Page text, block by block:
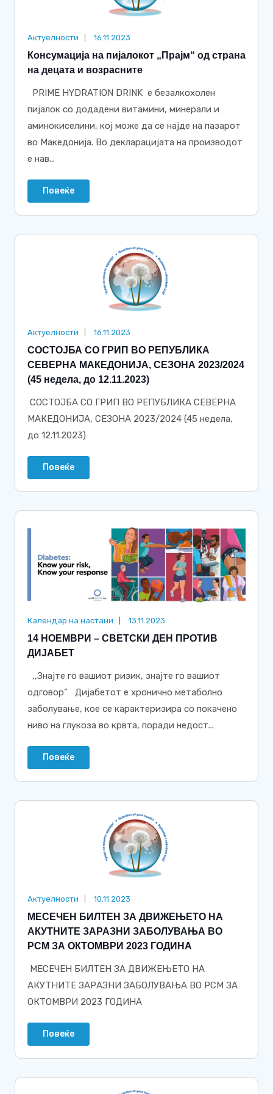
Актуелности 16.11.2023
Консумација на пијалокот „Прајм“ од страна
на децата и возрасните
PRIME HYDRATION DRINK е безалкохолен
пијалок со додадени витамини, минерали и
аминокиселини, кој може да се најде на пазарот
во Македонија. Во декларацијата на производот
е нав...
Повеќе
Актуелности 16.11.2023
СОСТОЈБА СО ГРИП ВО РЕПУБЛИКА
СЕВЕРНА МАКЕДОНИЈА, СЕЗОНА 2023/2024
(45 недела, до 12.11.2023)
СОСТОЈБА СО ГРИП ВО РЕПУБЛИКА СЕВЕРНА
МАКЕДОНИЈА, СЕЗОНА 2023/2024 (45 недела,
до 12.11.2023)
Повеќе
Календар на настани 13.11.2023
14 НОЕМВРИ – СВЕТСКИ ДЕН ПРОТИВ
ДИЈАБЕТ
,,Знајте го вашиот ризик, знајте го вашиот
одговор” Дијабетот е хронично метаболно
заболување, кое се карактеризира со покачено
ниво на глукоза во крвта, поради недост...
Повеќе
Актуелности 10.11.2023
МЕСЕЧЕН БИЛТЕН ЗА ДВИЖЕЊЕТО НА
АКУТНИТЕ ЗАРАЗНИ ЗАБОЛУВАЊА ВО
РСМ ЗА ОКТОМВРИ 2023 ГОДИНА
МЕСЕЧЕН БИЛТЕН ЗА ДВИЖЕЊЕТО НА
АКУТНИТЕ ЗАРАЗНИ ЗАБОЛУВАЊА ВО РСМ ЗА
ОКТОМВРИ 2023 ГОДИНА
Повеќе